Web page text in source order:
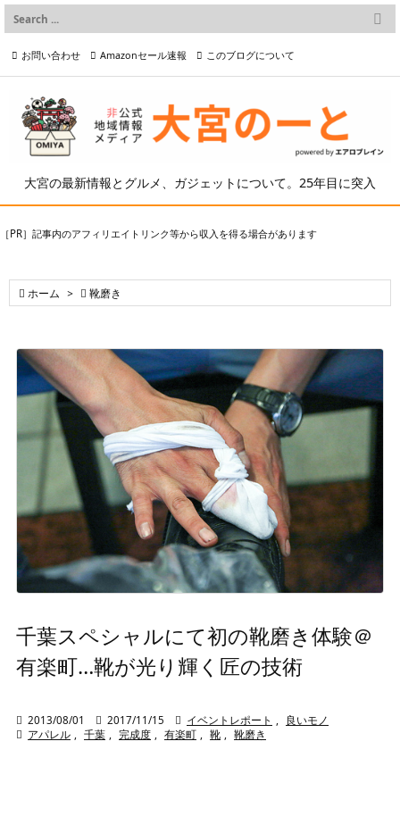
大宮の最新情報とグルメ、ガジェットについて。25年目に突入

メニュー

検索
お問い合わせ Amazonセール速報 このブログについて
プライバシーポリシー等
［PR］記事内のアフィリエイトリンク等から収入を得る場合があります
 ホーム >  靴磨き
千葉スペシャルにて初の靴磨き体験＠
有楽町…靴が光り輝く匠の技術
 2013/08/01  2017/11/15  イベントレポート
良いモノ
 アパレル 千葉 完成度 有楽町 靴 靴磨き